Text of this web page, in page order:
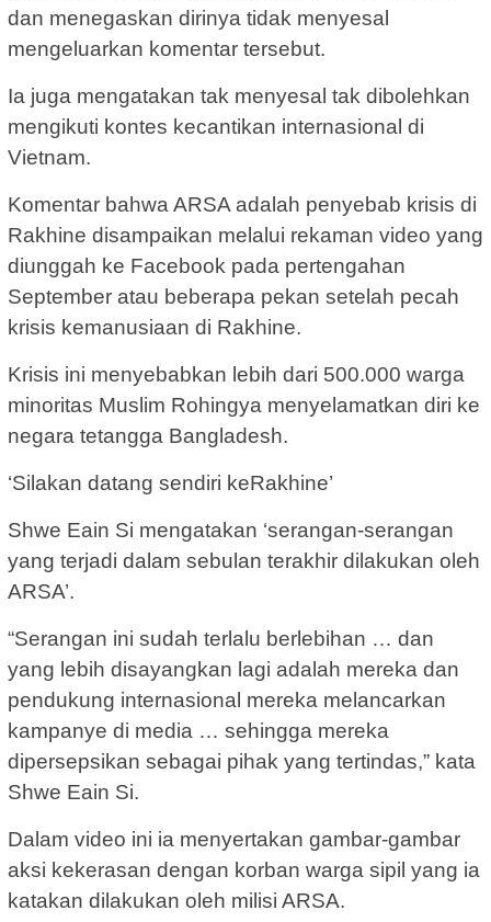
dan menegaskan dirinya tidak menyesal
mengeluarkan komentar tersebut.
Ia juga mengatakan tak menyesal tak dibolehkan
mengikuti kontes kecantikan internasional di
Vietnam.
Komentar bahwa ARSA adalah penyebab krisis di
Rakhine disampaikan melalui rekaman video yang
diunggah ke Facebook pada pertengahan
September atau beberapa pekan setelah pecah
krisis kemanusiaan di Rakhine.
Krisis ini menyebabkan lebih dari 500.000 warga
minoritas Muslim Rohingya menyelamatkan diri ke
negara tetangga Bangladesh.
‘Silakan datang sendiri keRakhine’
Shwe Eain Si mengatakan ‘serangan-serangan
yang terjadi dalam sebulan terakhir dilakukan oleh
ARSA’.
“Serangan ini sudah terlalu berlebihan … dan
yang lebih disayangkan lagi adalah mereka dan
pendukung internasional mereka melancarkan
kampanye di media … sehingga mereka
dipersepsikan sebagai pihak yang tertindas,” kata
Shwe Eain Si.
Dalam video ini ia menyertakan gambar-gambar
aksi kekerasan dengan korban warga sipil yang ia
katakan dilakukan oleh milisi ARSA.